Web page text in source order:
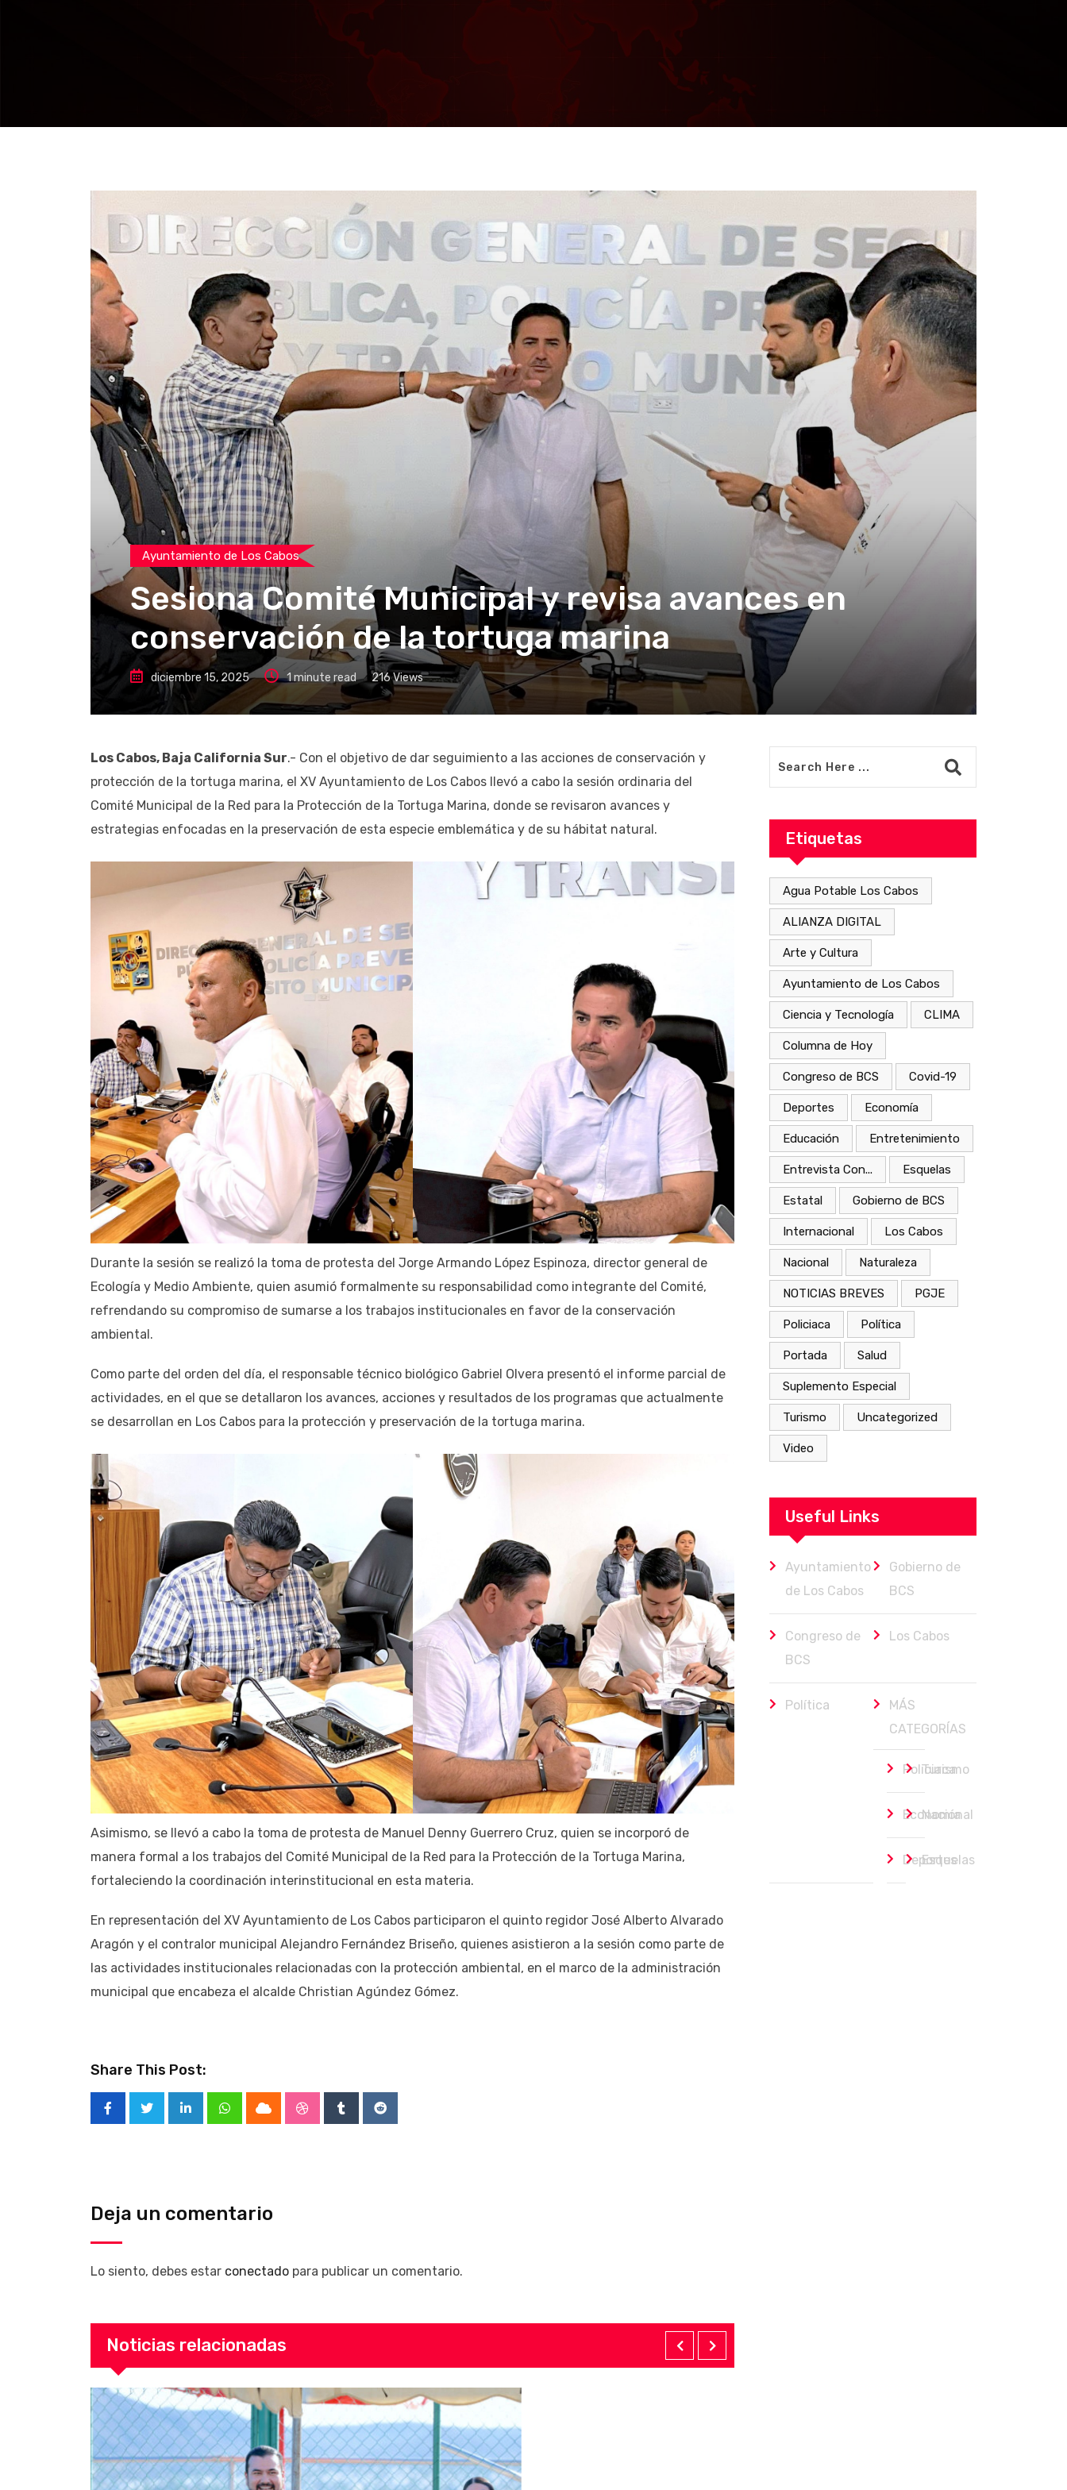
Ayuntamiento de Los Cabos
Sesiona Comité Municipal y revisa avances en
conservación de la tortuga marina
diciembre 15, 2025 1 minute read 216Views
Los Cabos, Baja California Sur.- Con el objetivo de dar seguimiento a las acciones de conservación y
protección de la tortuga marina, el XV Ayuntamiento de Los Cabos llevó a cabo la sesión ordinaria del
Comité Municipal de la Red para la Protección de la Tortuga Marina, donde se revisaron avances y
estrategias enfocadas en la preservación de esta especie emblemática y de su hábitat natural.
Durante la sesión se realizó la toma de protesta del Jorge Armando López Espinoza, director general de
Ecología y Medio Ambiente, quien asumió formalmente su responsabilidad como integrante del Comité,
refrendando su compromiso de sumarse a los trabajos institucionales en favor de la conservación
ambiental.
Como parte del orden del día, el responsable técnico biológico Gabriel Olvera presentó el informe parcial de
actividades, en el que se detallaron los avances, acciones y resultados de los programas que actualmente
se desarrollan en Los Cabos para la protección y preservación de la tortuga marina.
Asimismo, se llevó a cabo la toma de protesta de Manuel Denny Guerrero Cruz, quien se incorporó de
manera formal a los trabajos del Comité Municipal de la Red para la Protección de la Tortuga Marina,
fortaleciendo la coordinación interinstitucional en esta materia.
En representación del XV Ayuntamiento de Los Cabos participaron el quinto regidor José Alberto Alvarado
Aragón y el contralor municipal Alejandro Fernández Briseño, quienes asistieron a la sesión como parte de
las actividades institucionales relacionadas con la protección ambiental, en el marco de la administración
municipal que encabeza el alcalde Christian Agúndez Gómez.
Share This Post:
LinkedInWhatsappCloud StumbleUpon
TumblrReddit
Deja un comentario
Lo siento, debes estar conectado para publicar un comentario.
Noticias relacionadas
Etiquetas
Agua Potable Los Cabos
ALIANZA DIGITAL
Arte y Cultura
Ayuntamiento de Los Cabos
Ciencia y Tecnología CLIMA
Columna de Hoy
Congreso de BCS Covid-19
Deportes Economía
Educación Entretenimiento
Entrevista Con... Esquelas
Estatal Gobierno de BCS
Internacional Los Cabos
Nacional Naturaleza
NOTICIAS BREVES PGJE
Policiaca Política
Portada Salud
Suplemento Especial
Turismo Uncategorized
Video
Useful Links
Ayuntamiento
de Los Cabos
Gobierno de
BCS
Congreso de
BCS
Los Cabos
Política
MÁS
CATEGORÍAS
Policiaca
Turismo
Economía
Nacional
Deportes
Esquelas